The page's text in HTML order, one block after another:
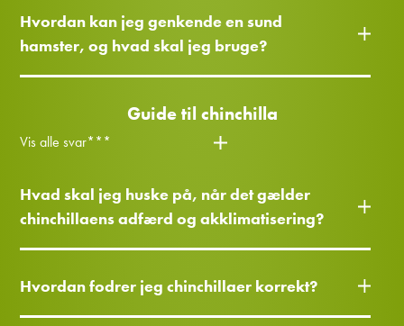
Hvordan kan jeg genkende en sund
hamster, og hvad skal jeg bruge?
Guide til chinchilla
Vis alle svar***
Hvad skal jeg huske på, når det gælder
chinchillaens adfærd og akklimatisering?
Hvordan fodrer jeg chinchillaer korrekt?